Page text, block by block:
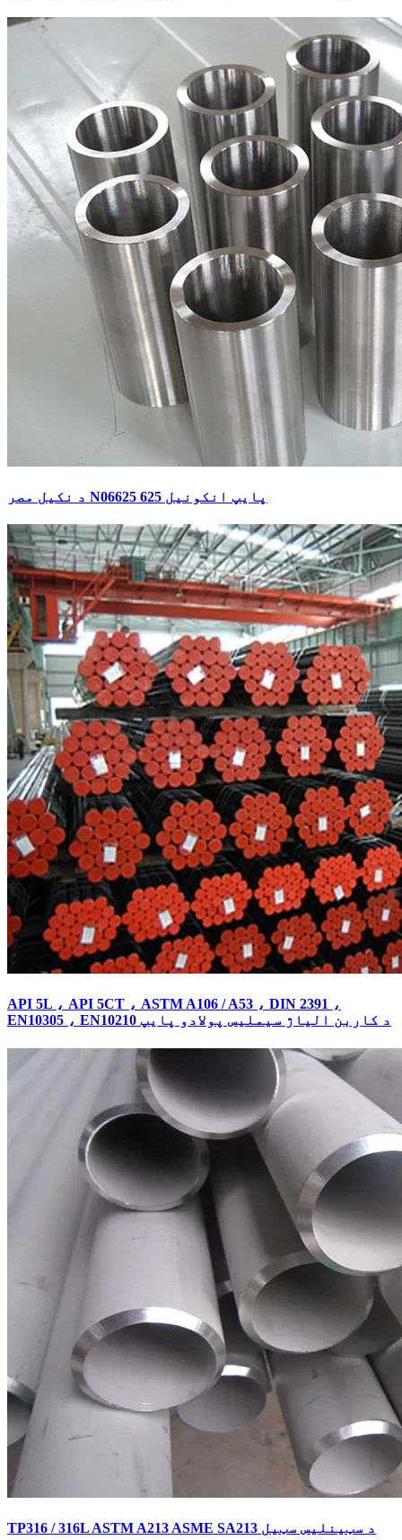
د نکیل مصر N06625 پایپ انکونیل 625
API 5L ، API 5CT ، ASTM A106 / A53 ، DIN 2391 ،
EN10305 ، EN10210 د کاربن الیاژ سیملیس پولادو پایپ
TP316 / 316L ASTM A213 ASME SA213 د سټینلیس سټیل